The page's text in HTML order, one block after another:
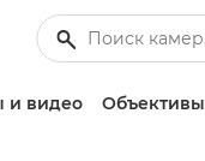
и видео Объективы